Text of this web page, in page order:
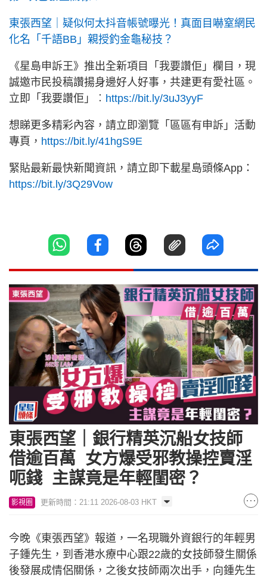
東張西望｜疑似何太抖音帳號曝光！真面目嚇窒網民
化名「千語BB」親授釣金龜秘技？
《星島申訴王》推出全新項目「我要讚佢」欄目，現
誠邀市民投稿讚揚身邊好人好事，共建更有愛社區。
立即「我要讚佢」︰ https://bit.ly/3uJ3yyF
想睇更多精彩內容，請立即瀏覽「區區有申訴」活動
專頁， https://bit.ly/41hgS9E
緊貼最新最快新聞資訊，請立即下載星島頭條App：
https://bit.ly/3Q29Vow
東張西望｜銀行精英沉船女技師
借逾百萬 女方爆受邪教操控賣淫
呃錢 主謀竟是年輕閨密？
影視圈 更新時間：21:11 2026-08-03 HKT
今晚《東張西望》報道，一名現職外資銀行的年輕男
子鍾先生，到香港水療中心跟22歲的女技師發生關係
後發展成情侶關係，之後女技師兩次出手，向鍾先生